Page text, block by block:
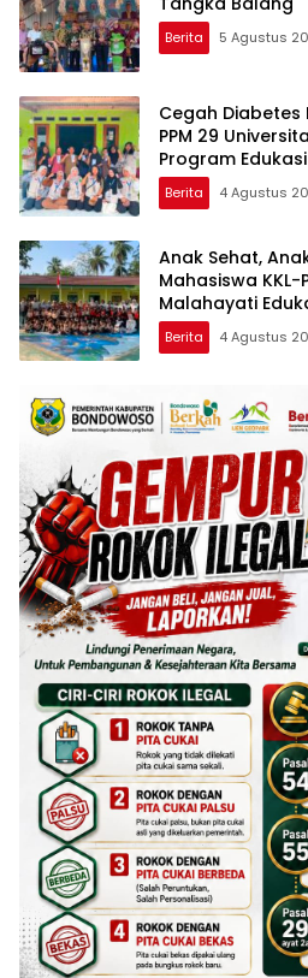
Berita 5 Agustus
Cegah Diabetes
PPM 29
Program
Kesehatan
Banjarsari
Berita 4 Agustus
Anak Sehat,
Mahasiswa KKL-
Malahayati
Metro Timur
Berita 4 Agustus